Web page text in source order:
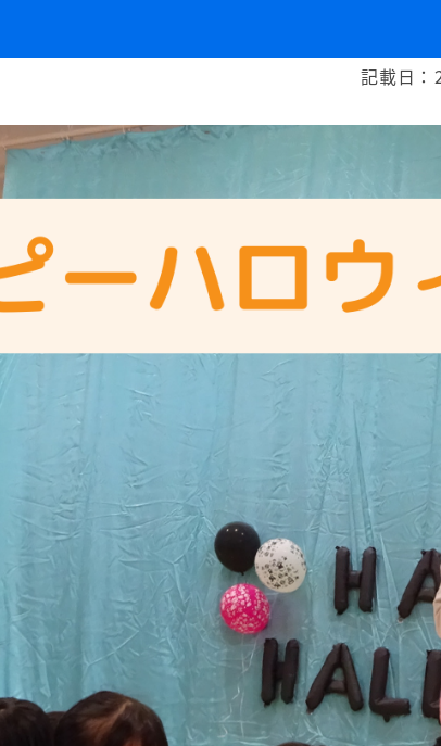
記載日：